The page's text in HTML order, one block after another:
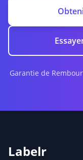
Garantie de
Labelr